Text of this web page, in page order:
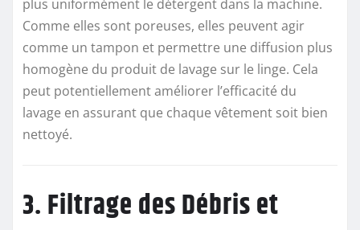
plus uniformément le détergent dans la machine.
Comme elles sont poreuses, elles peuvent agir
comme un tampon et permettre une diffusion plus
homogène du produit de lavage sur le linge. Cela
peut potentiellement améliorer l’efficacité du
lavage en assurant que chaque vêtement soit bien
nettoyé.
3. Filtrage des Débris et